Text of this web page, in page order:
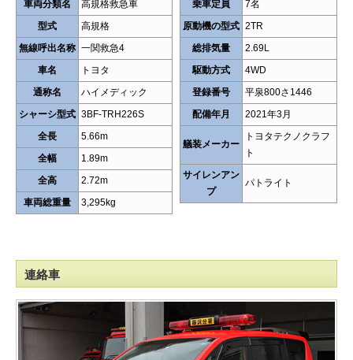
車両分類名
高規格救急車
型式
高規格
無線呼出名称 一関救急4
車名
トヨタ
通称名
ハイメディック
シャーシ型式 3BF-TRH226S
全長
5.66m
全幅
1.89m
全高
2.72m
車両総重量
3,295kg
乗車定員
7名
原動機の型式 2TR
総排気量
2.69L
駆動方式
4WD
登録番号
平泉800さ1446
配備年月
2021年3月
艤装メーカー
トヨタテクノクラフ
ト
サイレンアン
プ
パトライト
連絡車